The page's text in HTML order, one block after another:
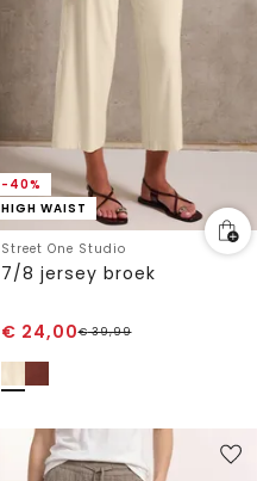
-40%
HIGH WAIST
Street One Studio
7/8 jersey broek
€ 24,00€39,99